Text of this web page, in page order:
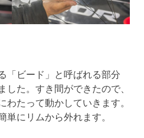
「ビード」と呼ばれる部分
した。すき間ができたので、
わたって動かしていきます。
単にリムから外れます。